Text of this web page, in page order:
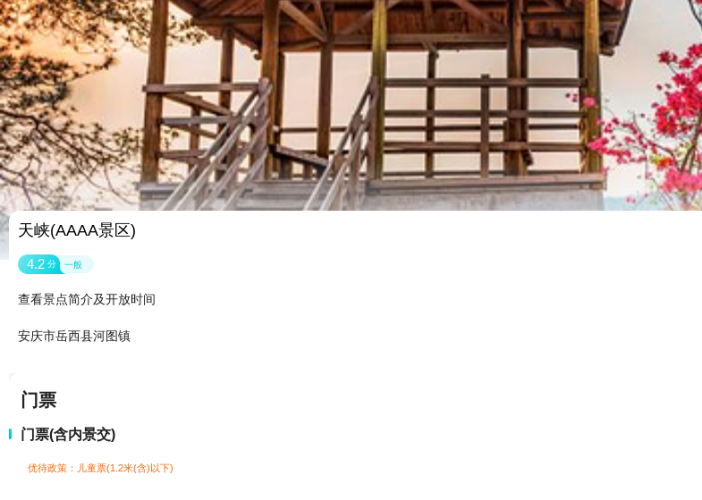
天峡(AAAA景区)
4.2 分 一般
查看景点简介及开放时间
安庆市岳西县河图镇
门票
门票(含内景交)
优待政策：儿童票(1.2米(含)以下)